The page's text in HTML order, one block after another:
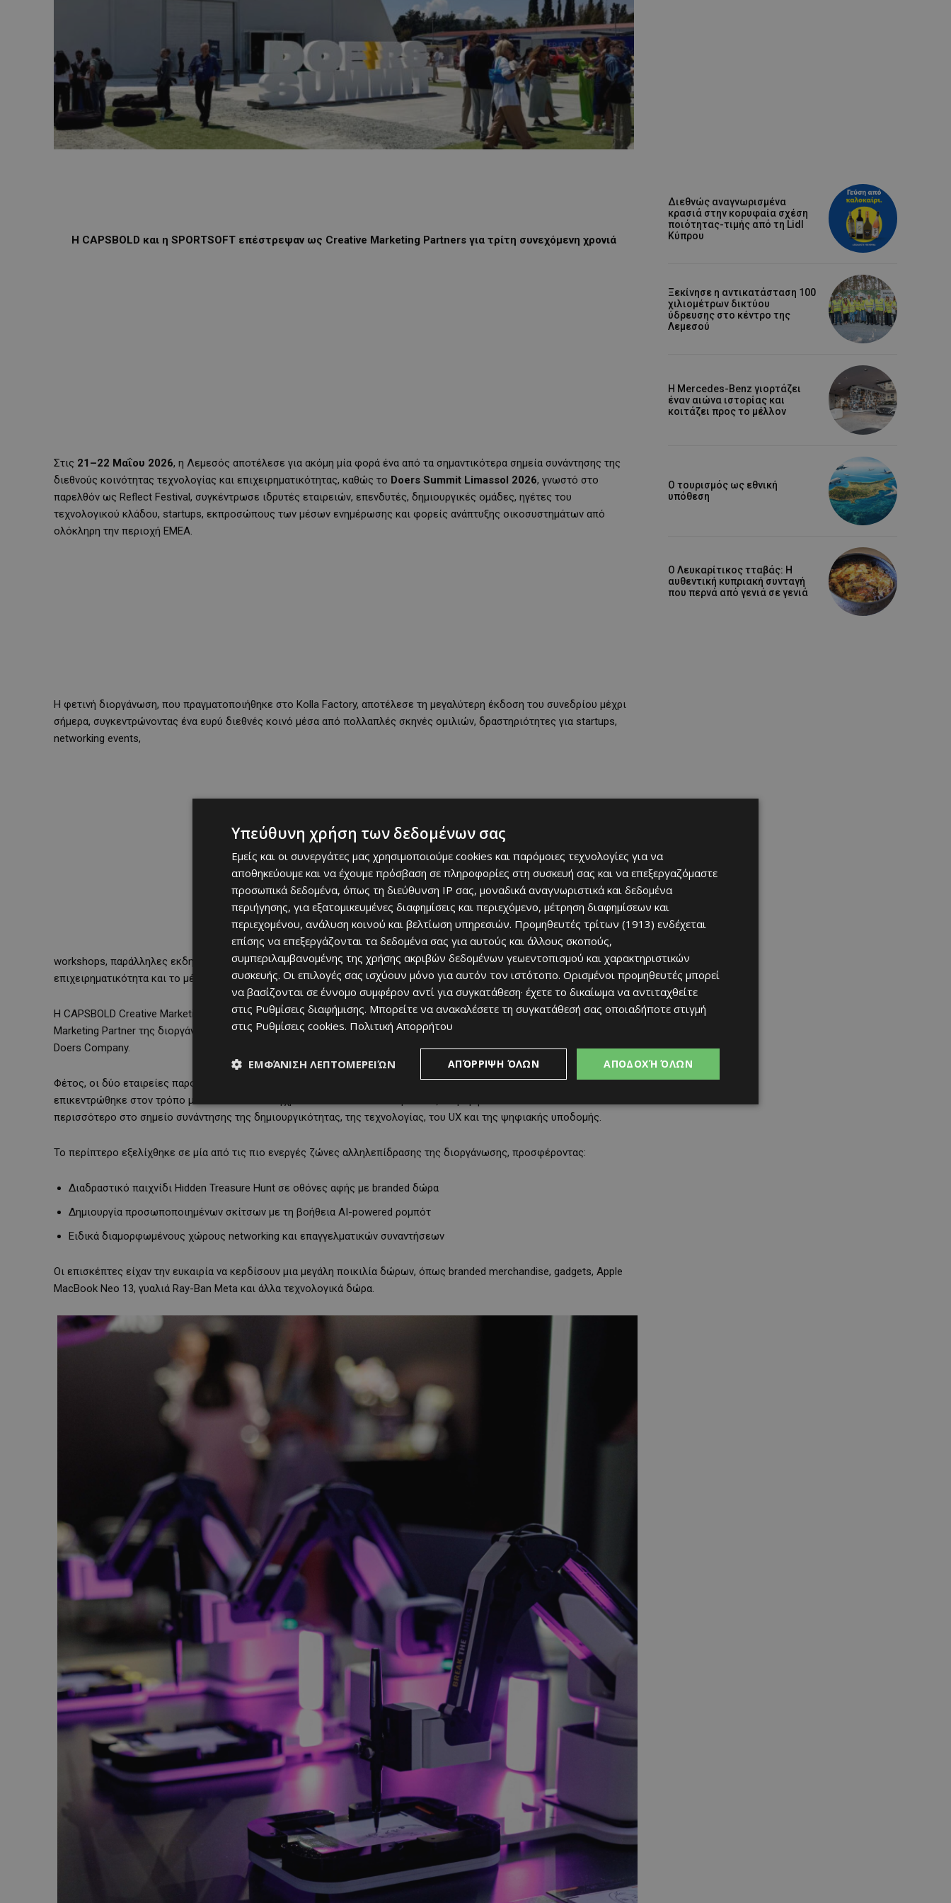
Η CAPSBOLD και η SPORTSOFT επέστρεψαν ως Creative Marketing Partners για τρίτη συνεχόμενη χρονιά
Στις 21–22 Μαΐου 2026, η Λεμεσός αποτέλεσε για ακόμη μία φορά ένα από τα σημαντικότερα σημεία συνάντησης της
διεθνούς κοινότητας τεχνολογίας και επιχειρηματικότητας, καθώς το Doers Summit Limassol 2026, γνωστό στο
παρελθόν ως Reflect Festival, συγκέντρωσε ιδρυτές εταιρειών, επενδυτές, δημιουργικές ομάδες, ηγέτες του
τεχνολογικού κλάδου, startups, εκπροσώπους των μέσων ενημέρωσης και φορείς ανάπτυξης οικοσυστημάτων από
ολόκληρη την περιοχή EMEA.
Η φετινή διοργάνωση, που πραγματοποιήθηκε στο Kolla Factory, αποτέλεσε τη μεγαλύτερη έκδοση του συνεδρίου μέχρι
σήμερα, συγκεντρώνοντας ένα ευρύ διεθνές κοινό μέσα από πολλαπλές σκηνές ομιλιών, δραστηριότητες για startups,
networking events,
workshops, παράλληλες εκδηλώσεις και συζητήσεις επικεντρωμένες στην καινοτομία, την τεχνολογία, την
επιχειρηματικότητα και το μέλλον των ψηφιακών εμπειριών.
Η CAPSBOLD Creative Marketing Agency, και η τεχνολογική εταιρεία SPORTSOFT, συμμετείχε και φέτος ως Creative
Marketing Partner της διοργάνωσης, συνεχίζοντας για τρίτη διαδοχική χρονιά τη μακροχρόνια συνεργασία της με την The
Doers Company.
Φέτος, οι δύο εταιρείες παρουσίασαν ένα κοινό διαδραστικό booth με θέμα: «Where Marketing Meets Digital». Η ιδέα
επικεντρώθηκε στον τρόπο με τον οποίο τα σύγχρονα brands και οι εκδηλώσεις διαμορφώνονται ολοένα και
περισσότερο στο σημείο συνάντησης της δημιουργικότητας, της τεχνολογίας, του UX και της ψηφιακής υποδομής.
Το περίπτερο εξελίχθηκε σε μία από τις πιο ενεργές ζώνες αλληλεπίδρασης της διοργάνωσης, προσφέροντας:
Διαδραστικό παιχνίδι Hidden Treasure Hunt σε οθόνες αφής με branded δώρα
Δημιουργία προσωποποιημένων σκίτσων με τη βοήθεια AI-powered ρομπότ
Ειδικά διαμορφωμένους χώρους networking και επαγγελματικών συναντήσεων
Οι επισκέπτες είχαν την ευκαιρία να κερδίσουν μια μεγάλη ποικιλία δώρων, όπως branded merchandise, gadgets, Apple
MacBook Neo 13, γυαλιά Ray-Ban Meta και άλλα τεχνολογικά δώρα.
Διεθνώς αναγνωρισμένα
κρασιά στην κορυφαία σχέση
ποιότητας-τιμής από τη Lidl
Κύπρου
Ξεκίνησε η αντικατάσταση 100
χιλιομέτρων δικτύου
ύδρευσης στο κέντρο της
Λεμεσού
Η Mercedes-Benz γιορτάζει
έναν αιώνα ιστορίας και
κοιτάζει προς το μέλλον
Ο τουρισμός ως εθνική
υπόθεση
Ο Λευκαρίτικος τταβάς: Η
αυθεντική κυπριακή συνταγή
που περνά από γενιά σε γενιά
Υπεύθυνη χρήση των δεδομένων σας
Εμείς και οι συνεργάτες μας χρησιμοποιούμε cookies και παρόμοιες τεχνολογίες για να
αποθηκεύουμε και να έχουμε πρόσβαση σε πληροφορίες στη συσκευή σας και να επεξεργαζόμαστε
προσωπικά δεδομένα, όπως τη διεύθυνση IP σας, μοναδικά αναγνωριστικά και δεδομένα
περιήγησης, για εξατομικευμένες διαφημίσεις και περιεχόμενο, μέτρηση διαφημίσεων και
περιεχομένου, ανάλυση κοινού και βελτίωση υπηρεσιών. Προμηθευτές τρίτων (1913) ενδέχεται
επίσης να επεξεργάζονται τα δεδομένα σας για αυτούς και άλλους σκοπούς,
συμπεριλαμβανομένης της χρήσης ακριβών δεδομένων γεωεντοπισμού και χαρακτηριστικών
συσκευής. Οι επιλογές σας ισχύουν μόνο για αυτόν τον ιστότοπο. Ορισμένοι προμηθευτές μπορεί
να βασίζονται σε έννομο συμφέρον αντί για συγκατάθεση· έχετε το δικαίωμα να αντιταχθείτε
στις Ρυθμίσεις διαφήμισης. Μπορείτε να ανακαλέσετε τη συγκατάθεσή σας οποιαδήποτε στιγμή
στις Ρυθμίσεις cookies. Πολιτική Απορρήτου
ΑΠΟΔΟΧΉ ΌΛΩΝ
ΑΠΌΡΡΙΨΗ ΌΛΩΝ
ΕΜΦΆΝΙΣΗ ΛΕΠΤΟΜΕΡΕΙΏΝ